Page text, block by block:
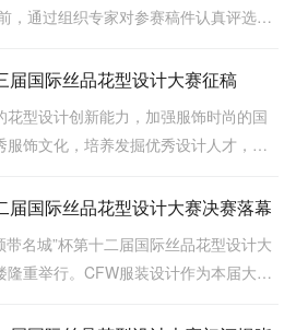
，通过组织专家对参赛稿件认真评选，
届国际丝品花型设计大赛征稿
型设计创新能力，加强服饰时尚的国
饰文化，培养发掘优秀设计人才，促
届国际丝品花型设计大赛决赛落幕
名城”杯第十二届国际丝品花型设计大
重举行。CFW服装设计作为本届大赛